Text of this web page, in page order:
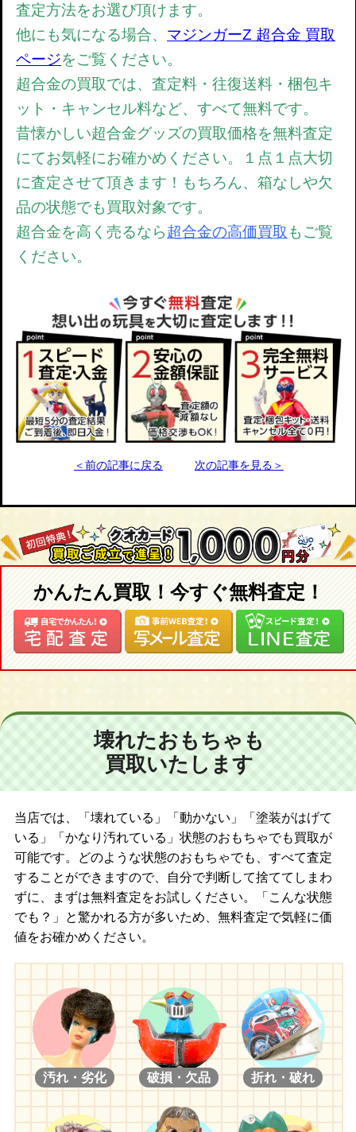
査定方法をお選び頂けます。
他にも気になる場合、 マジンガーZ 超合金 買取
ページをご覧ください。
超合金の買取では、 査定料・往復送料・梱包キ
ット・キャンセル料など、すべて無料です。
昔懐かしい超合金グッズの買取価格を無料査定
にてお気軽にお確かめください。
１点１点大切
に査定させて頂きます！もちろん、箱なしや欠
品の状態でも買取対象です。
超合金を高く売るなら超合金の高価買取 もご覧
ください。
＜前の記事に戻る 次の記事を見る＞
かんたん買取！今すぐ無料査定！
壊れたおもちゃも
買取いたします
当店では、「壊れている」「動かない」「塗装がはげて
いる」「かなり汚れている」状態のおもちゃでも買取が
可能です。どのような状態のおもちゃでも、すべて査定
することができますので、自分で判断して捨ててしまわ
ずに、まずは無料査定をお試しください。「こんな状態
でも？」と驚かれる方が多いため、無料査定で気軽に価
値をお確かめください。
汚れ・劣化 破損・欠品 折れ・破れ